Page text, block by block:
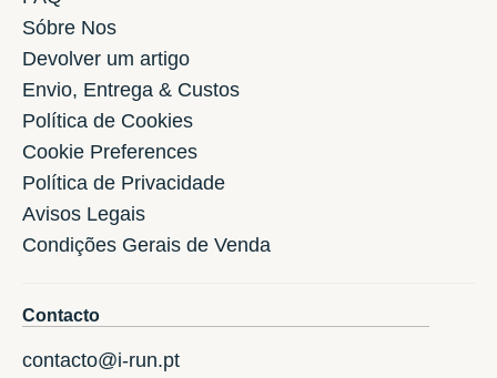
Sóbre Nos
Devolver um artigo
Envio, Entrega & Custos
Política de Cookies
Cookie Preferences
Política de Privacidade
Avisos Legais
Condições Gerais de Venda
Contacto
contacto@i-run.pt